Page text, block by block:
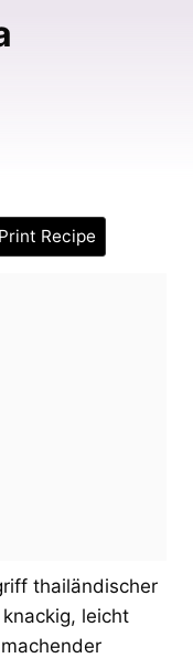
Recipe
thailändischer
leicht